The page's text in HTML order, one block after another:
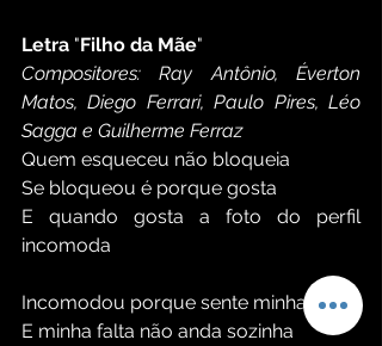
Letra "Filho da Mãe"
Compositores: Ray Antônio, Éverton
Matos, Diego Ferrari, Paulo Pires, Léo
Sagga e Guilherme Ferraz
Quem esqueceu não bloqueia
Se bloqueou é porque gosta
E quando gosta a foto do perfil
incomoda
Incomodou porque sente minha falta
E minha falta não anda sozinha